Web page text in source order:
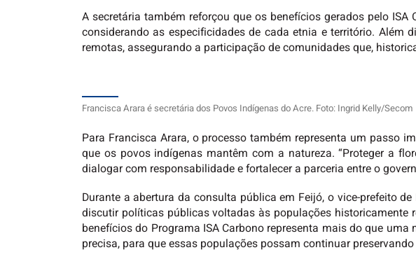
A secretária também reforçou que os benefícios gerados pelo
considerando as especificidades de cada etnia e território.
remotas, assegurando a participação de comunidades que,
Francisca Arara é secretária dos Povos Indígenas do Acre. Foto: Ingrid Kelly/Secom
Para Francisca Arara, o processo também representa um passo
que os povos indígenas mantêm com a natureza. “Proteger a
dialogar com responsabilidade e fortalecer a parceria entre o
Durante a abertura da consulta pública em Feijó, o vice-prefeito
discutir políticas públicas voltadas às populações
benefícios do Programa ISA Carbono representa mais do que
precisa, para que essas populações possam continuar